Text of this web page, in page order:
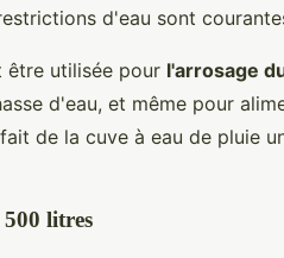
d'eau sont
être utilisée pour l'arrosage
d'eau, et même pour
de la cuve à eau de pluie
500 litres